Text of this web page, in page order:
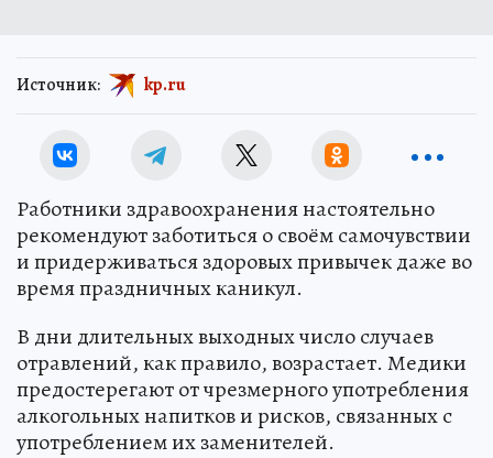
Источник: kp.ru
Работники здравоохранения настоятельно
рекомендуют заботиться о своём самочувствии
и придерживаться здоровых привычек даже во
время праздничных каникул.
В дни длительных выходных число случаев
отравлений, как правило, возрастает. Медики
предостерегают от чрезмерного употребления
алкогольных напитков и рисков, связанных с
употреблением их заменителей.